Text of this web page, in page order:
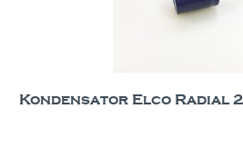
Kondensator Elco Radial